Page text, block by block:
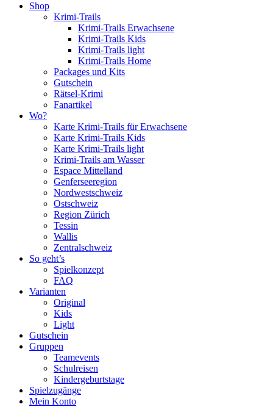
Shop
Krimi-Trails
Krimi-Trails Erwachsene
Krimi-Trails Kids
Krimi-Trails light
Krimi-Trails Home
Packages und Kits
Gutschein
Rätsel-Krimi
Fanartikel
Wo?
Karte Krimi-Trails für Erwachsene
Karte Krimi-Trails Kids
Karte Krimi-Trails light
Krimi-Trails am Wasser
Espace Mittelland
Genferseeregion
Nordwestschweiz
Ostschweiz
Region Zürich
Tessin
Wallis
Zentralschweiz
So geht’s
Spielkonzept
FAQ
Varianten
Original
Kids
Light
Gutschein
Gruppen
Teamevents
Schulreisen
Kindergeburtstage
Spielzugänge
Mein Konto